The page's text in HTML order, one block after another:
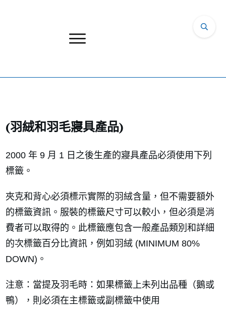
(羽絨和羽毛寢具產品)
2000 年 9 月 1 日之後生產的寢具產品必須使用下列
標籤。
夾克和背心必須標示實際的羽絨含量，但不需要額外
的標籤資訊。服裝的標籤尺寸可以較小，但必須是消
費者可以取得的。此標籤應包含一般產品類別和詳細
的次標籤百分比資訊，例如羽絨 (MINIMUM 80%
DOWN)。
注意：當提及羽毛時：如果標籤上未列出品種（鵝或
鴨），則必須在主標籤或副標籤中使用